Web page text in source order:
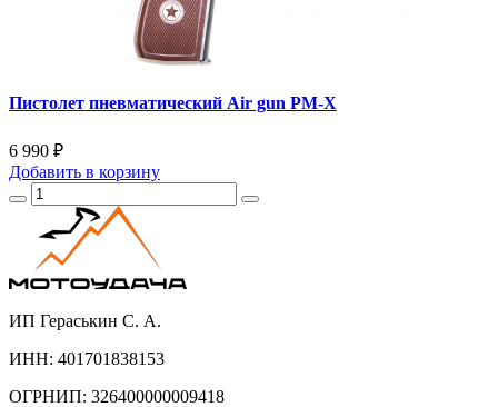
Пистолет пневматический Air gun PM-X
6 990 ₽
Добавить в корзину
ИП Гераськин С. А.
ИНН: 401701838153
ОГРНИП: 326400000009418